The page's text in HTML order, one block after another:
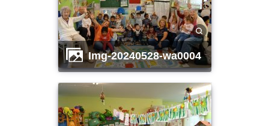
img-20240528-wa0004